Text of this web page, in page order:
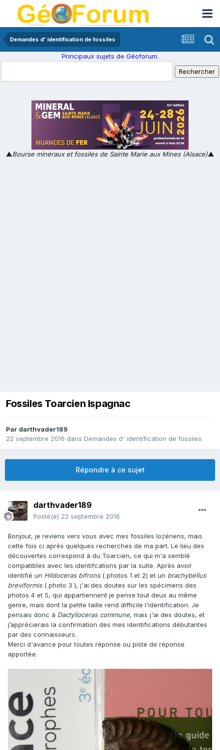
Demandes d' identification de fossiles
Principaux sujets de Géoforum.
▲Bourse minéraux et fossiles de Sainte Marie aux Mines (Alsace)▲
Fossiles Toarcien Ispagnac
Par darthvader189
22 septembre 2016 dans Demandes d' identification de fossiles
Répondre à ce sujet
darthvader189
Posté(e) 22 septembre 2016
Bonjour, je reviens vers vous avec mes fossiles lozériens, mais
cette fois ci après quelques recherches de ma part. Le lieu des
découvertes correspond à du Toarcien, ce qui m'a semblé
compatibles avec les identifcations par la suite. Après avoir
identifié un Hildoceras bifrons( photos 1 et 2) et un brachybellus
breviformis( photo 3 ), j'ai des doutes sur les spécimens des
photos 4 et 5, qui appartiennent je pense tout deux au même
genre, mais dont la petite taille rend difficile l'identification. Je
pensais donc à Dactylioceras commune, mais j'ai des doutes, et
j’apprécierais la confirmation des mes identifications débutantes
par des connaisseurs.
Merci d'avance pour toutes réponse ou piste de réponse
apportée.